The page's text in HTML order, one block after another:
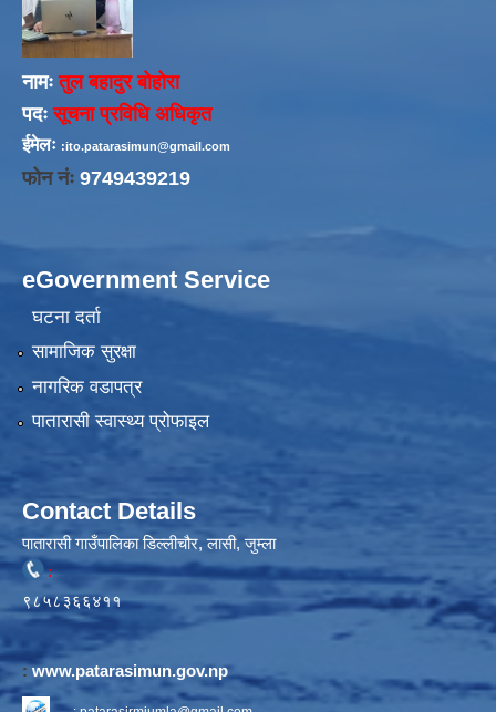
नामःतुल बहादुर बोहोरा
पदःसूचना प्रविधि अधिकृत
ईमेलः :ito.patarasimun@gmail.com
फोन नंः 9749439219
eGovernment Service
घटना दर्ता
सामाजिक सुरक्षा
नागरिक वडापत्र
पातारासी स्वास्थ्य प्रोफाइल
Contact Details
पातारासी गाउँपालिका डिल्लीचौर, लासी, जुम्ला
:
९८५८३६६४११
:www.patarasimun.gov.np